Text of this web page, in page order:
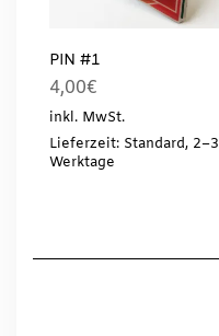
PIN #1
4,00€
inkl. MwSt.
Lieferzeit: Standard, 2–3
Werktage